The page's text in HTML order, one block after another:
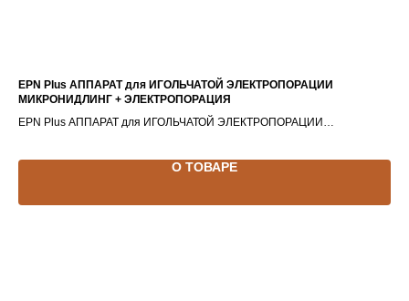
EPN Plus АППАРАТ для ИГОЛЬЧАТОЙ ЭЛЕКТРОПОРАЦИИ
МИКРОНИДЛИНГ + ЭЛЕКТРОПОРАЦИЯ
EPN Plus АППАРАТ для ИГОЛЬЧАТОЙ ЭЛЕКТРОПОРАЦИИ
О ТОВАРЕ